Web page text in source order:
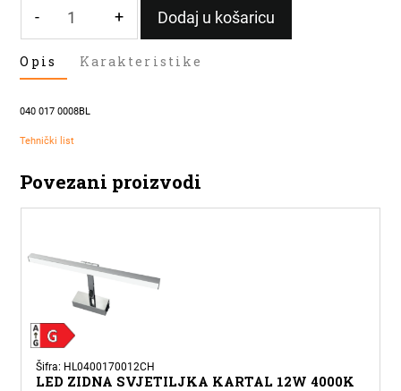
-
ZIDNA
4000K
CRNA
+ Dodaj u košaricu
Opis Karakteristike
040 017 0008BL
Tehnički list
Povezani proizvodi
Šifra: HL0400170012CH
LED ZIDNA SVJETILJKA KARTAL 12W 4000K